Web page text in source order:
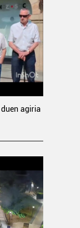
agiria